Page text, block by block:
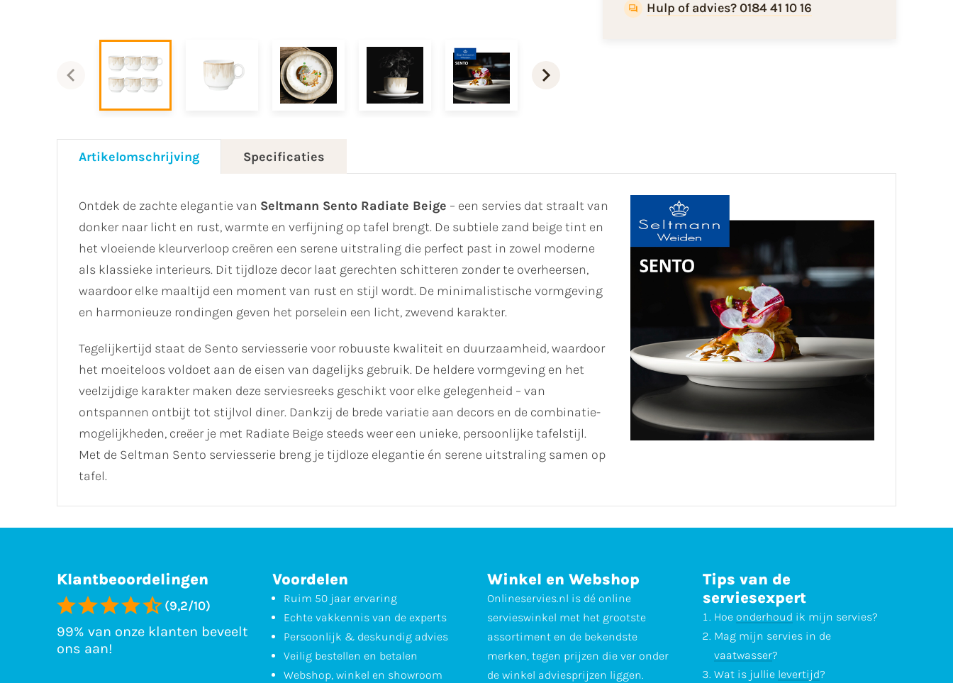
Hulp of advies? 0184 41 10 16
Artikelomschrijving Specificaties
Ontdek de zachte elegantie van Seltmann Sento Radiate Beige – een servies dat straalt van
donker naar licht en rust, warmte en verfijning op tafel brengt. De subtiele zand beige tint en
het vloeiende kleurverloop creëren een serene uitstraling die perfect past in zowel moderne
als klassieke interieurs. Dit tijdloze decor laat gerechten schitteren zonder te overheersen,
waardoor elke maaltijd een moment van rust en stijl wordt. De minimalistische vormgeving
en harmonieuze rondingen geven het porselein een licht, zwevend karakter.
Tegelijkertijd staat de Sento serviesserie voor robuuste kwaliteit en duurzaamheid, waardoor
het moeiteloos voldoet aan de eisen van dagelijks gebruik. De heldere vormgeving en het
veelzijdige karakter maken deze serviesreeks geschikt voor elke gelegenheid – van
ontspannen ontbijt tot stijlvol diner. Dankzij de brede variatie aan decors en de combinatie-
mogelijkheden, creëer je met Radiate Beige steeds weer een unieke, persoonlijke tafelstijl.
Met de Seltman Sento serviesserie breng je tijdloze elegantie én serene uitstraling samen op
tafel.
Klantbeoordelingen
(9,2/10)
99% van onze klanten beveelt
ons aan!
Voordelen
Ruim 50 jaar ervaring
Echte vakkennis van de experts
Persoonlijk & deskundig advies
Veilig bestellen en betalen
Webshop, winkel en showroom
Winkel en Webshop
Onlineservies.nl is dé online
servieswinkel met het grootste
assortiment en de bekendste
merken, tegen prijzen die ver onder
de winkel adviesprijzen liggen.
Tips van de
serviesexpert
Hoe onderhoud ik mijn servies?
Mag mijn servies in de
vaatwasser?
Wat is jullie levertijd?